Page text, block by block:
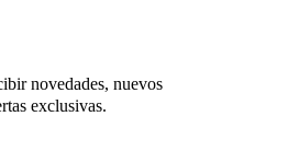
novedades, nuevos
exclusivas.